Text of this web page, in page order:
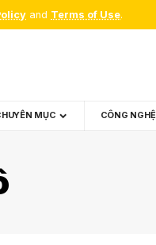
and Terms of Use.
MỤC CÔNG NGHỆ